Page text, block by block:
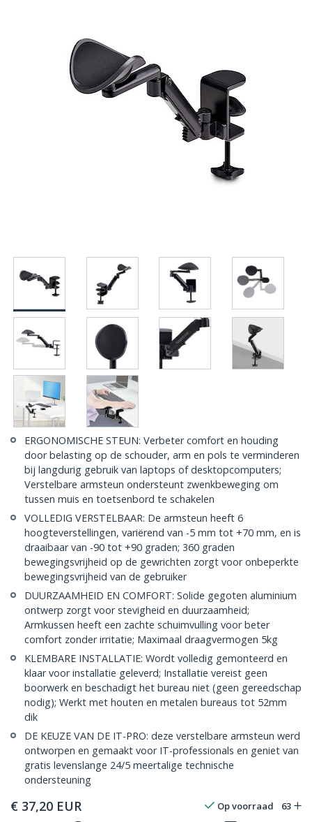
ERGONOMISCHE STEUN: Verbeter comfort en houding
door belasting op de schouder, arm en pols te verminderen
bij langdurig gebruik van laptops of desktopcomputers;
Verstelbare armsteun ondersteunt zwenkbeweging om
tussen muis en toetsenbord te schakelen
VOLLEDIG VERSTELBAAR: De armsteun heeft 6
hoogteverstellingen, variërend van -5 mm tot +70 mm, en is
draaibaar van -90 tot +90 graden; 360 graden
bewegingsvrijheid op de gewrichten zorgt voor onbeperkte
bewegingsvrijheid van de gebruiker
DUURZAAMHEID EN COMFORT: Solide gegoten aluminium
ontwerp zorgt voor stevigheid en duurzaamheid;
Armkussen heeft een zachte schuimvulling voor beter
comfort zonder irritatie; Maximaal draagvermogen 5kg
KLEMBARE INSTALLATIE: Wordt volledig gemonteerd en
klaar voor installatie geleverd; Installatie vereist geen
boorwerk en beschadigt het bureau niet (geen gereedschap
nodig); Werkt met houten en metalen bureaus tot 52mm
dik
DE KEUZE VAN DE IT-PRO: deze verstelbare armsteun werd
ontworpen en gemaakt voor IT-professionals en geniet van
gratis levenslange 24/5 meertalige technische
ondersteuning
€ 37,20 EUR Op voorraad 63